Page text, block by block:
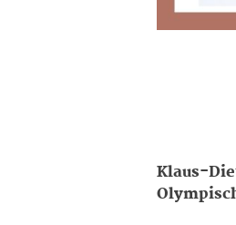
Klaus-